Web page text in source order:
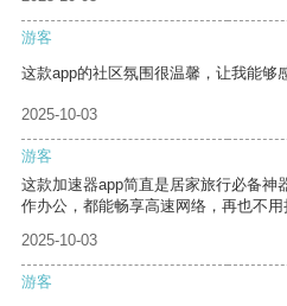
游客
这款app的社区氛围很温馨，让我能够
2025-10-03
游客
这款加速器app简直是居家旅行必备神
作办公，都能畅享高速网络，再也不用
2025-10-03
游客